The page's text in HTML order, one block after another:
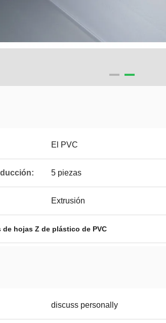
El PVC
5 piezas
Extrusión
de hojas Z de plástico de PVC
discuss personally